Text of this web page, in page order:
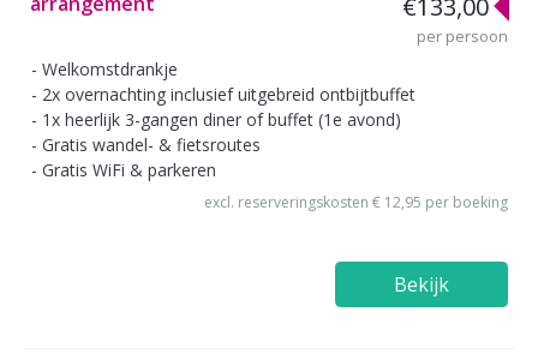
per persoon
Welkomstdrankje
2x overnachting inclusief uitgebreid ontbijtbuffet
1x heerlijk 3-gangen diner of buffet (1e avond)
Gratis wandel- & fietsroutes
Gratis WiFi & parkeren
excl. reserveringskosten € 12,95 per boeking
Bekijk